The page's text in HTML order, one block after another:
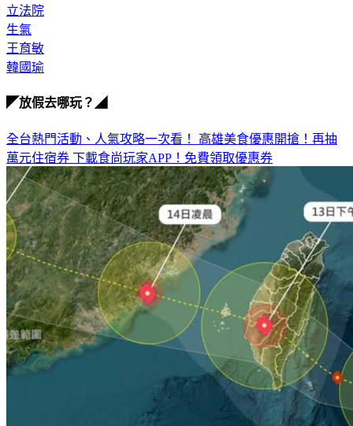
立法院
生氣
王育敏
韓國瑜
◤放假去哪玩？◢
全台熱門活動、人氣攻略一次看！ 高雄美食優惠開搶！再抽
萬元住宿券 下載食尚玩家APP！免費領取優惠券